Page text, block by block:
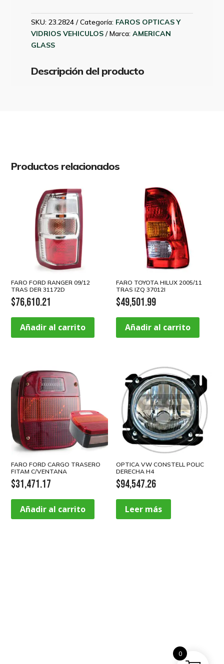
CRISTAL
24
V
SKU:23.2824 Categoría: FAROS OPTICAS Y
VIDRIOS VEHICULOS
Marca:AMERICAN
GLASS
Descripción del producto
Productos relacionados
FARO FORD RANGER 09/12
TRAS DER 31172D
$76,610.21
Añadir al carrito
FARO TOYOTA HILUX 2005/11
TRAS IZQ 37012I
$49,501.99
Añadir al carrito
FARO FORD CARGO TRASERO
FITAM C/VENTANA
$31,471.17
Añadir al carrito
OPTICA VW CONSTELL POLIC
DERECHA H4
$94,547.26
Leer más
0